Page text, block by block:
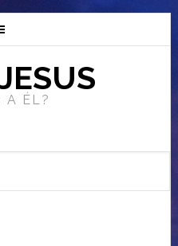
A ÉL?